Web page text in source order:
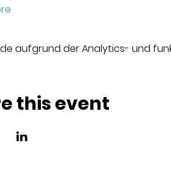
aufgrund der Analytics- und
this event